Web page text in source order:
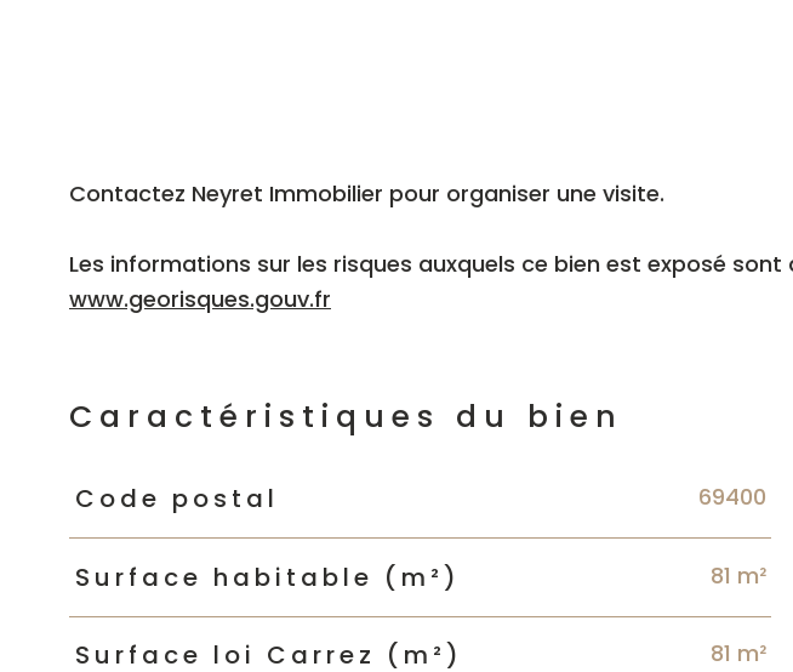
Contactez Neyret Immobilier pour organiser une visite.
Les informations sur les risques auxquels ce bien est exposé sont
www.georisques.gouv.fr
Caractéristiques du bien
Caractéristiques Valeurs
Code postal 69400
Surface habitable (m²) 81 m²
Surface loi Carrez (m²) 81 m²